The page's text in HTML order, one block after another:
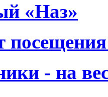
«Наз»
- на